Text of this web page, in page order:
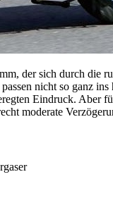
der sich durch die
nicht so ganz
Eindruck. Aber
moderate